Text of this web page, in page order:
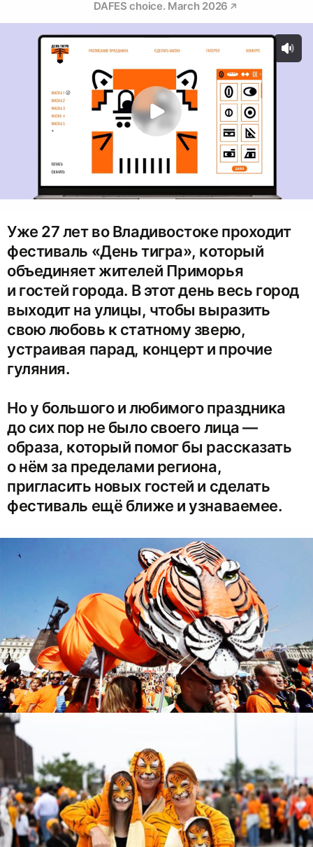
DAFES choice. March 2026
Уже 27 лет во Владивостоке проходит
фестиваль «День тигра», который
объединяет жителей Приморья
и гостей города. В этот день весь город
выходит на улицы, чтобы выразить
свою любовь к статному зверю,
устраивая парад, концерт и прочие
гуляния.
Но у большого и любимого праздника
до сих пор не было своего лица —
образа, который помог бы рассказать
о нём за пределами региона,
пригласить новых гостей и сделать
фестиваль ещё ближе и узнаваемее.